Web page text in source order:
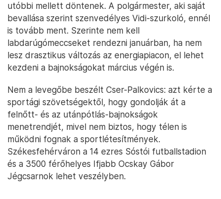
utóbbi mellett döntenek. A polgármester, aki saját
bevallása szerint szenvedélyes Vidi-szurkoló, ennél
is tovább ment. Szerinte nem kell
labdarúgómeccseket rendezni januárban, ha nem
lesz drasztikus változás az energiapiacon, el lehet
kezdeni a bajnokságokat március végén is.
Nem a levegőbe beszélt Cser-Palkovics: azt kérte a
sportági szövetségektől, hogy gondolják át a
felnőtt- és az utánpótlás-bajnokságok
menetrendjét, mivel nem biztos, hogy télen is
működni fognak a sportlétesítmények.
Székesfehérváron a 14 ezres Sóstói futballstadion
és a 3500 férőhelyes Ifjabb Ocskay Gábor
Jégcsarnok lehet veszélyben.